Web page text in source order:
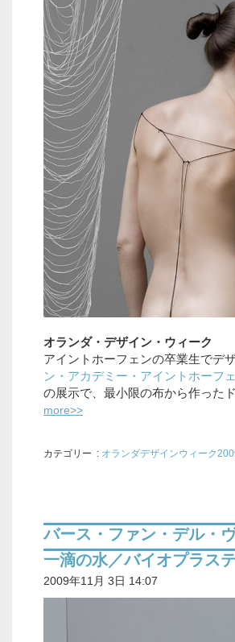
オランダ・デザイン・ウィーク
アイントホーフェンの卒業生でデ
ン・アカデミー・アイントホーフ
の展示で、最小限の布から作った
more>>
カテゴリー : オランダデザインウィーク
バース・ファン・デル・
一滴の水／バイオプラス
2009年11月 3日 14:07